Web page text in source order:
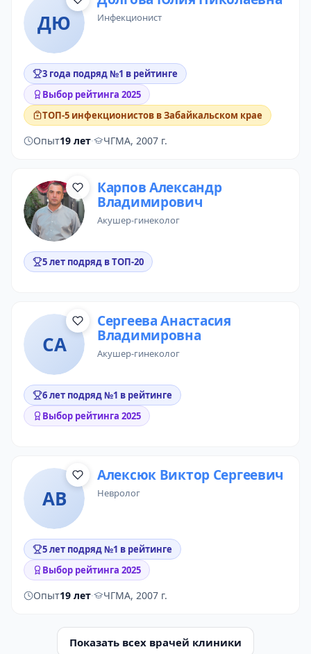
ДЮ инфекционист
3 года подряд №1 в рейтинге
Выбор рейтинга 2025
ТОП-5 инфекционистов в Забайкальском крае
Опыт19 лет· ЧГМА, 2007 г.
Карпов Александр
Владимирович
акушер-гинеколог
5 лет подряд в ТОП-20
СА
Сергеева Анастасия
Владимировна
акушер-гинеколог
6 лет подряд №1 в рейтинге
Выбор рейтинга 2025
АВ
Алексюк Виктор Сергеевич
невролог
5 лет подряд №1 в рейтинге
Выбор рейтинга 2025
Опыт19 лет· ЧГМА, 2007 г.
Показать всех врачей клиники